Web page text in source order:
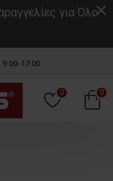
για Όλο
17:00
0 0